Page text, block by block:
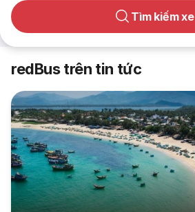
Tìm kiếm xe
redBus trên tin tức